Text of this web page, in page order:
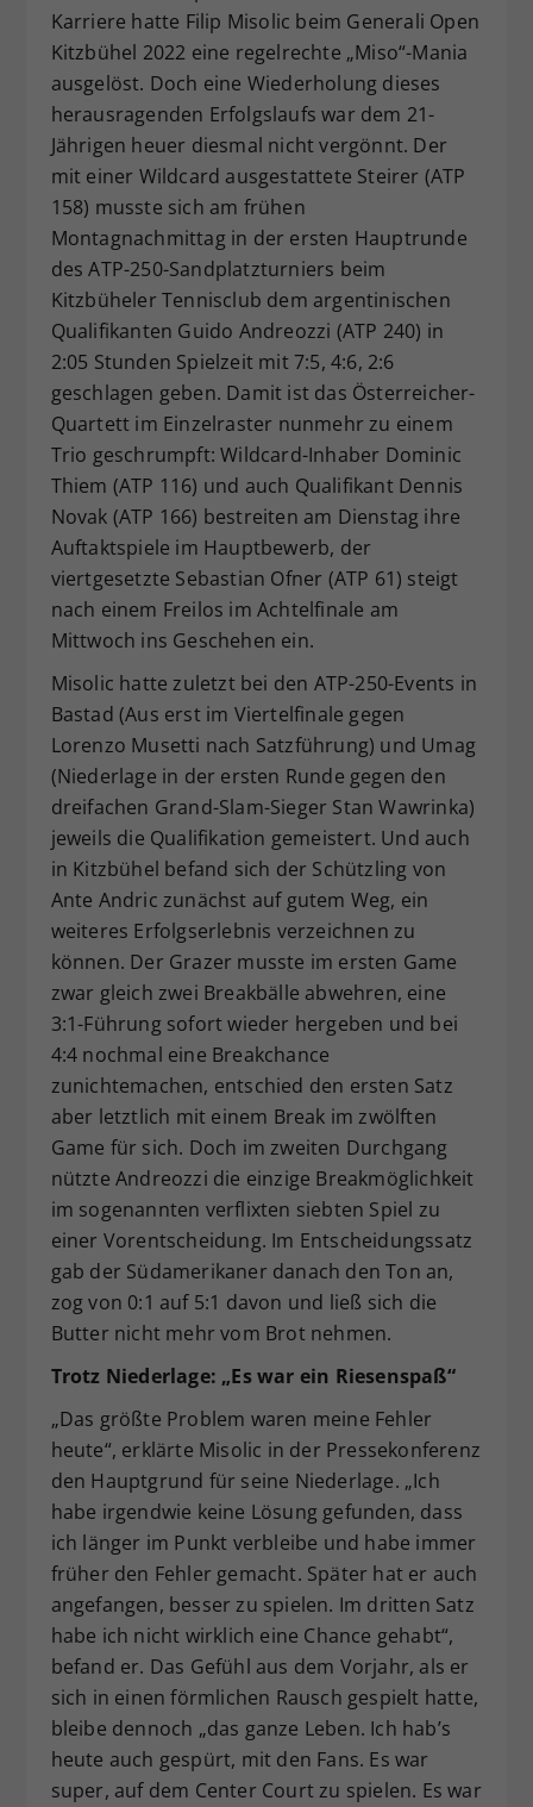
Karriere hatte Filip Misolic beim Generali Open
Kitzbühel 2022 eine regelrechte „Miso“-Mania
ausgelöst. Doch eine Wiederholung dieses
herausragenden Erfolgslaufs war dem 21-
Jährigen heuer diesmal nicht vergönnt. Der
mit einer Wildcard ausgestattete Steirer (ATP
158) musste sich am frühen
Montagnachmittag in der ersten Hauptrunde
des ATP-250-Sandplatzturniers beim
Kitzbüheler Tennisclub dem argentinischen
Qualifikanten Guido Andreozzi (ATP 240) in
2:05 Stunden Spielzeit mit 7:5, 4:6, 2:6
geschlagen geben. Damit ist das Österreicher-
Quartett im Einzelraster nunmehr zu einem
Trio geschrumpft: Wildcard-Inhaber Dominic
Thiem (ATP 116) und auch Qualifikant Dennis
Novak (ATP 166) bestreiten am Dienstag ihre
Auftaktspiele im Hauptbewerb, der
viertgesetzte Sebastian Ofner (ATP 61) steigt
nach einem Freilos im Achtelfinale am
Mittwoch ins Geschehen ein.
Misolic hatte zuletzt bei den ATP-250-Events in
Bastad (Aus erst im Viertelfinale gegen
Lorenzo Musetti nach Satzführung) und Umag
(Niederlage in der ersten Runde gegen den
dreifachen Grand-Slam-Sieger Stan Wawrinka)
jeweils die Qualifikation gemeistert. Und auch
in Kitzbühel befand sich der Schützling von
Ante Andric zunächst auf gutem Weg, ein
weiteres Erfolgserlebnis verzeichnen zu
können. Der Grazer musste im ersten Game
zwar gleich zwei Breakbälle abwehren, eine
3:1-Führung sofort wieder hergeben und bei
4:4 nochmal eine Breakchance
zunichtemachen, entschied den ersten Satz
aber letztlich mit einem Break im zwölften
Game für sich. Doch im zweiten Durchgang
nützte Andreozzi die einzige Breakmöglichkeit
im sogenannten verflixten siebten Spiel zu
einer Vorentscheidung. Im Entscheidungssatz
gab der Südamerikaner danach den Ton an,
zog von 0:1 auf 5:1 davon und ließ sich die
Butter nicht mehr vom Brot nehmen.
Trotz Niederlage: „Es war ein Riesenspaß“
„Das größte Problem waren meine Fehler
heute“, erklärte Misolic in der Pressekonferenz
den Hauptgrund für seine Niederlage. „Ich
habe irgendwie keine Lösung gefunden, dass
ich länger im Punkt verbleibe und habe immer
früher den Fehler gemacht. Später hat er auch
angefangen, besser zu spielen. Im dritten Satz
habe ich nicht wirklich eine Chance gehabt“,
befand er. Das Gefühl aus dem Vorjahr, als er
sich in einen förmlichen Rausch gespielt hatte,
bleibe dennoch „das ganze Leben. Ich hab’s
heute auch gespürt, mit den Fans. Es war
super, auf dem Center Court zu spielen. Es war
Zweck
Dieser Wert speichert Ihre Consent-
Einstellungen. Unter anderem eine
zufällig generierte ID, für die
historische Speicherung Ihrer
vorgenommen Einstellungen, falls der
Webseiten-Betreiber dies eingestellt
hat.